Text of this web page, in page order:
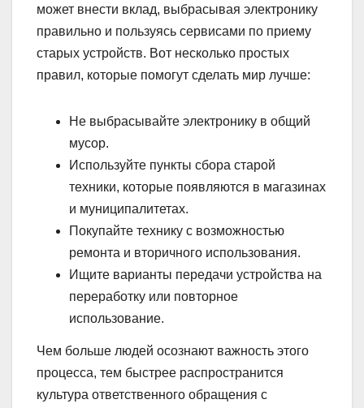
может внести вклад, выбрасывая электронику
правильно и пользуясь сервисами по приему
старых устройств. Вот несколько простых
правил, которые помогут сделать мир лучше:
Не выбрасывайте электронику в общий
мусор.
Используйте пункты сбора старой
техники, которые появляются в магазинах
и муниципалитетах.
Покупайте технику с возможностью
ремонта и вторичного использования.
Ищите варианты передачи устройства на
переработку или повторное
использование.
Чем больше людей осознают важность этого
процесса, тем быстрее распространится
культура ответственного обращения с